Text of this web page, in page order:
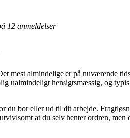
12 anmeldelser
mest almindelige er på nuværende
ualmindeligt hensigtsmæssig, og
du bor eller ud til dit arbejde.
at du selv henter ordren, men